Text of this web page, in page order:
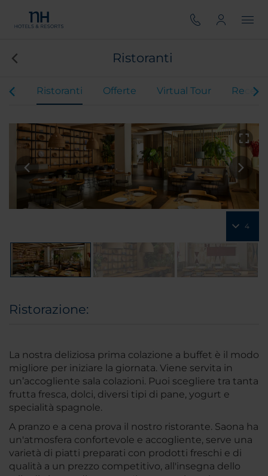
Ristoranti
Ristoranti Offerte Virtual Tour
4
Ristorazione:
La nostra deliziosa prima colazione a buffet è il modo
migliore per iniziare la giornata. Viene servita in
un’accogliente sala colazioni. Puoi scegliere tra tanta
frutta fresca, dolci, diversi tipi di pane, yogurt e
specialità spagnole.
A pranzo e a cena prova il nostro ristorante. Saona ha
un'atmosfera confortevole e accogliente, serve una
varietà di piatti preparati con prodotti freschi e di
qualità a un prezzo competitivo, all'insegna dello